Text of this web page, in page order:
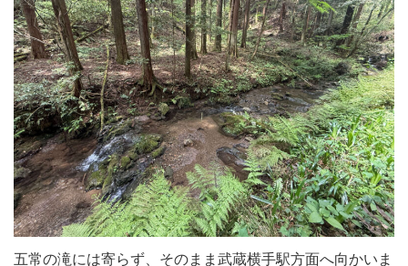
五常の滝には寄らず、そのまま武蔵横手駅方面へ向かいま